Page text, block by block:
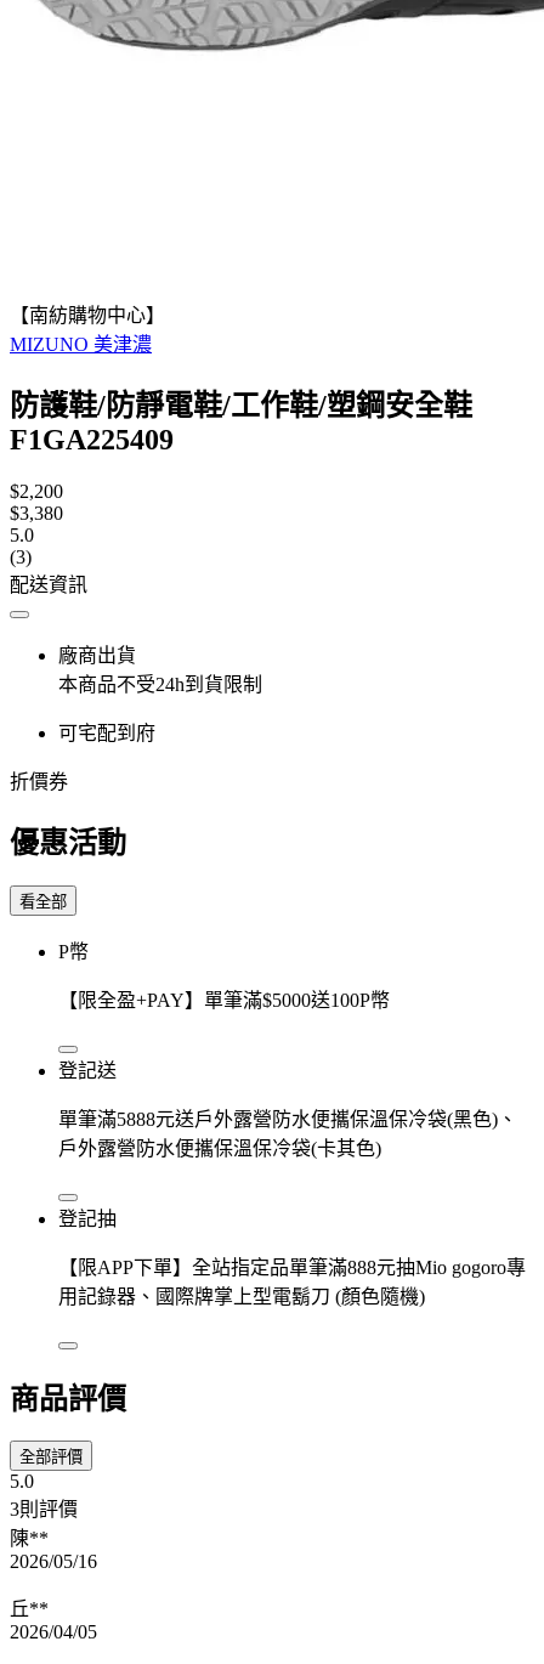
【南紡購物中心】
MIZUNO 美津濃
防護鞋/防靜電鞋/工作鞋/塑鋼安全鞋
F1GA225409
$2,200
$3,380
5.0
(3)
配送資訊
廠商出貨
本商品不受24h到貨限制
可宅配到府
折價券
優惠活動
看全部
P幣
【限全盈+PAY】單筆滿$5000送100P幣
登記送
單筆滿5888元送戶外露營防水便攜保溫保冷袋(黑色)、
戶外露營防水便攜保溫保冷袋(卡其色)
登記抽
【限APP下單】全站指定品單筆滿888元抽Mio gogoro專
用記錄器、國際牌掌上型電鬍刀 (顏色隨機)
商品評價
全部評價
5.0
3則評價
陳**
2026/05/16
丘**
2026/04/05